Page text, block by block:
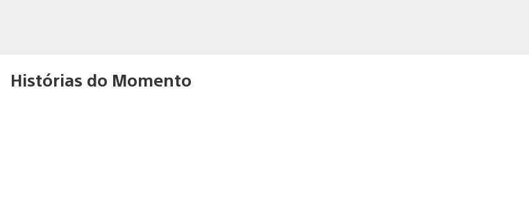
Histórias do Momento